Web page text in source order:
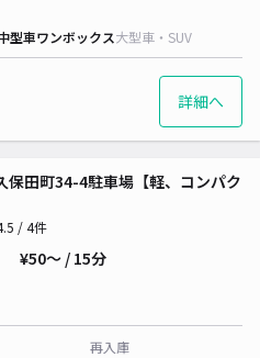
型車ワンボックス大型車・SUV
詳細へ
保田町34-4駐車場【軽、コンパク
/ 4件
¥50〜 / 15分
再入庫